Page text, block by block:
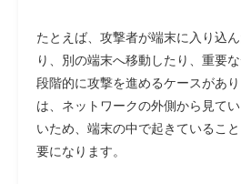
たとえば、攻撃者が端末に入り込
り、別の端末へ移動したり、重要
段階的に攻撃を進めるケースがあ
は、ネットワークの外側から見て
いため、端末の中で起きているこ
要になります。